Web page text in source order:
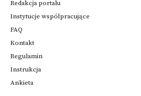
Redakcja portalu
Instytucje współpracujące
FAQ
Kontakt
Regulamin
Instrukcja
Ankieta